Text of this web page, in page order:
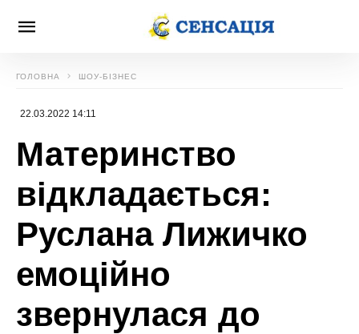
ГОЛОВНА ШОУ-БІЗНЕС
22.03.2022 14:11
Материнство
відкладається:
Руслана Лижичко
емоційно
звернулася до